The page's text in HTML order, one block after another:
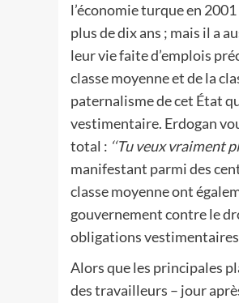
l’économie turque en
plus de dix ans ; mais il a
leur vie faite d’emplois
classe moyenne et de la
paternalisme de cet État
vestimentaire. Erdogan
total : ‘‘Tu veux vraiment
manifestant parmi des
classe moyenne ont
gouvernement contre le
obligations
Alors que les principales
des travailleurs – jour